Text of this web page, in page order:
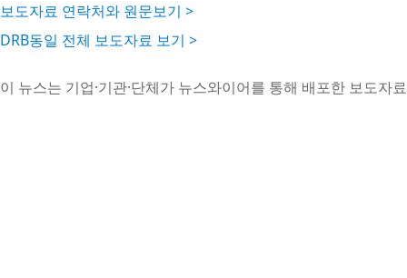
보도자료 연락처와 원문보기 >
DRB동일 전체 보도자료 보기 >
이 뉴스는 기업·기관·단체가 뉴스와이어를 통해 배포한 보도자